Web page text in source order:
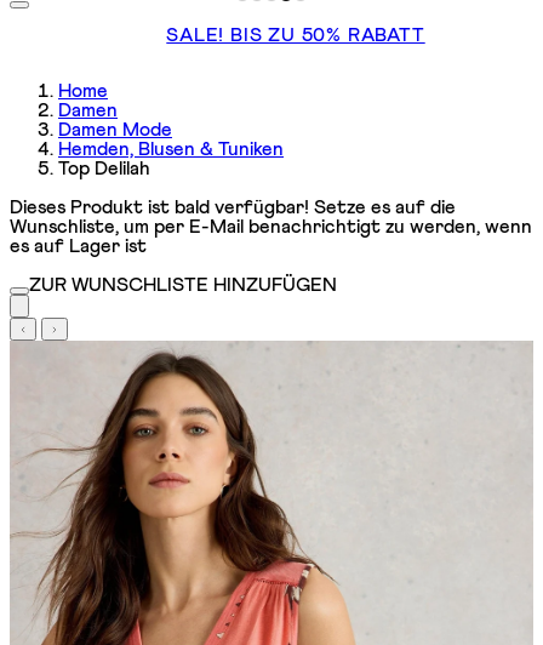
SALE! BIS ZU 50% RABATT
Home
Damen
Damen Mode
Hemden, Blusen & Tuniken
Top Delilah
Dieses Produkt ist bald verfügbar! Setze es auf die
Wunschliste, um per E-Mail benachrichtigt zu werden, wenn
es auf Lager ist
ZUR WUNSCHLISTE HINZUFÜGEN